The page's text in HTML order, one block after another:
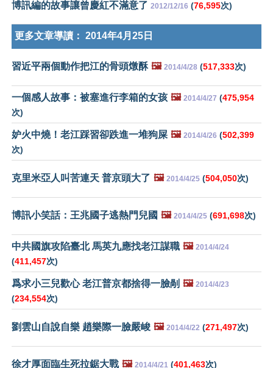
博訊編的故事讓曾慶紅不滿意了 2012/12/16 (76,595次)
更多文章導讀： 2014年4月25日
習近平兩個動作把江的骨頭燉酥 🖼️ 2014/4/28 (517,333次)
一個感人故事：被塞進行李箱的女孩 🖼️ 2014/4/27 (475,954
次)
妒火中燒！老江踩習卻跌進一堆狗屎 🖼️ 2014/4/26 (502,399
次)
克里米亞人叫苦連天 普京頭大了 🖼️ 2014/4/25 (504,050次)
博訊小笑話：王兆國子逃熱門兒國 🖼️ 2014/4/25 (691,698次)
中共國旗攻陷臺北 馬英九應找老江謀職 🖼️ 2014/4/24
(411,457次)
爲求小三兒歡心 老江普京都捨得一臉剮 🖼️ 2014/4/23
(234,554次)
劉雲山自說自樂 趙樂際一臉嚴峻 🖼️ 2014/4/22 (271,497次)
徐才厚面臨生死拉鋸大戰 🖼️ 2014/4/21 (401,463次)